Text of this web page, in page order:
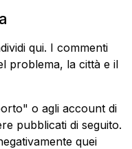
qui. I commenti
problema, la città e il
o agli account di
pubblicati di seguito.
quei